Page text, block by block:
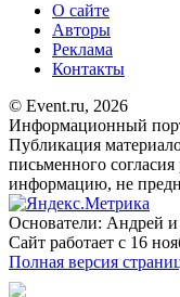
О сайте
Авторы
Реклама
Контакты
© Event.ru, 2026
Информационный
Публикация
письменного
информацию, не
Основатели: Андрей
Сайт работает с 16
Полная версия